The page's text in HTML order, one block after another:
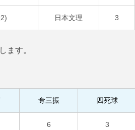
日本文理 3
ます。
奪三振 四死球
6 3